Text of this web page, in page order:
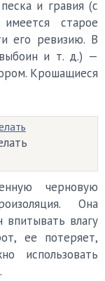
и гравия (с
старое
его ревизию. В
и т. д.) —
Крошащиеся
черновую
Она
впитывать влагу
ее потеряет,
использовать